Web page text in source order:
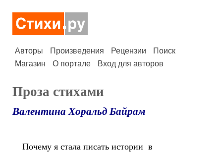
Авторы Произведения Рецензии
Поиск
Магазин
О портале Вход для авторов
Проза стихами
Валентина Хоральд Байрам
Почему я стала писать истории в